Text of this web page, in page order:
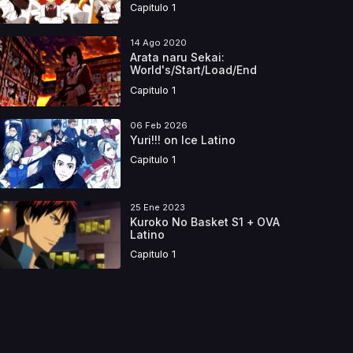
Capitulo 1
14 Ago 2020
Arata naru Sekai:
World's/Start/Load/End
Capitulo 1
06 Feb 2026
Yuri!!! on Ice Latino
Capitulo 1
25 Ene 2023
Kuroko No Basket S1 + OVA
Latino
Capitulo 1